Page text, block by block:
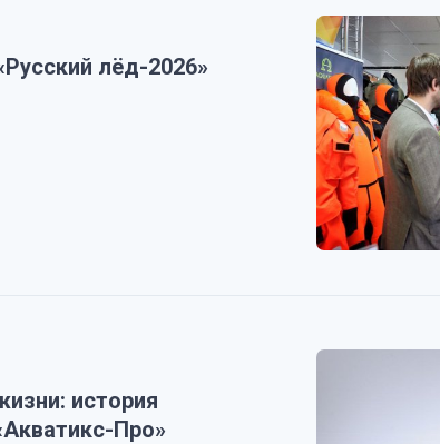
лёд-2026»
история
Про»